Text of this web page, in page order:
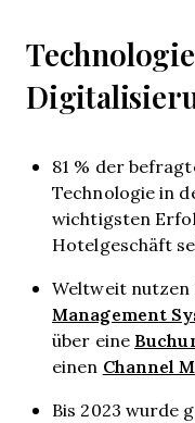
81 % der
Technologie in
wichtigsten
Hotelgeschäft
Weltweit nutzen
Management
über eine
einen Channel
Bis 2023 wurde